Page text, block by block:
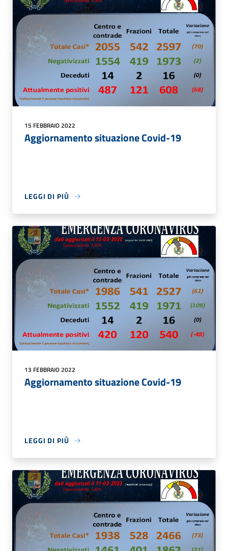
15 FEBBRAIO 2022
Aggiornamento situazione Covid-19
LEGGI DI PIÙ
13 FEBBRAIO 2022
Aggiornamento situazione Covid-19
LEGGI DI PIÙ